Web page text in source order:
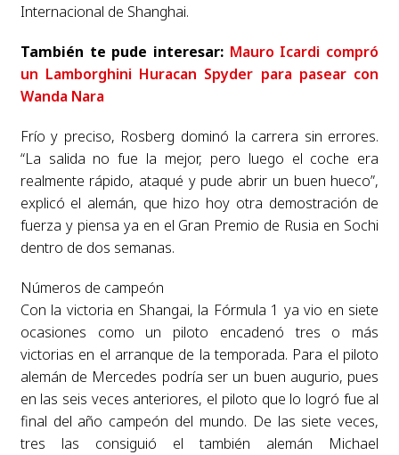
Internacional de Shanghai.
También te pude interesar: Mauro Icardi compró
un Lamborghini Huracan Spyder para pasear con
Wanda Nara
Frío y preciso, Rosberg dominó la carrera sin errores.
“La salida no fue la mejor, pero luego el coche era
realmente rápido, ataqué y pude abrir un buen hueco”,
explicó el alemán, que hizo hoy otra demostración de
fuerza y piensa ya en el Gran Premio de Rusia en Sochi
dentro de dos semanas.
Números de campeón
Con la victoria en Shangai, la Fórmula 1 ya vio en siete
ocasiones como un piloto encadenó tres o más
victorias en el arranque de la temporada. Para el piloto
alemán de Mercedes podría ser un buen augurio, pues
en las seis veces anteriores, el piloto que lo logró fue al
final del año campeón del mundo. De las siete veces,
tres las consiguió el también alemán Michael